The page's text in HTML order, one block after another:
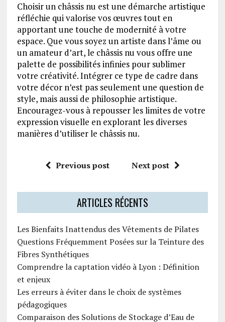
Choisir un châssis nu est une démarche artistique
réfléchie qui valorise vos œuvres tout en
apportant une touche de modernité à votre
espace. Que vous soyez un artiste dans l’âme ou
un amateur d’art, le châssis nu vous offre une
palette de possibilités infinies pour sublimer
votre créativité. Intégrer ce type de cadre dans
votre décor n’est pas seulement une question de
style, mais aussi de philosophie artistique.
Encouragez-vous à repousser les limites de votre
expression visuelle en explorant les diverses
manières d’utiliser le châssis nu.
Previous post Next post
ARTICLES RÉCENTS
Les Bienfaits Inattendus des Vêtements de Pilates
Questions Fréquemment Posées sur la Teinture des
Fibres Synthétiques
Comprendre la captation vidéo à Lyon : Définition
et enjeux
Les erreurs à éviter dans le choix de systèmes
pédagogiques
Comparaison des Solutions de Stockage d’Eau de